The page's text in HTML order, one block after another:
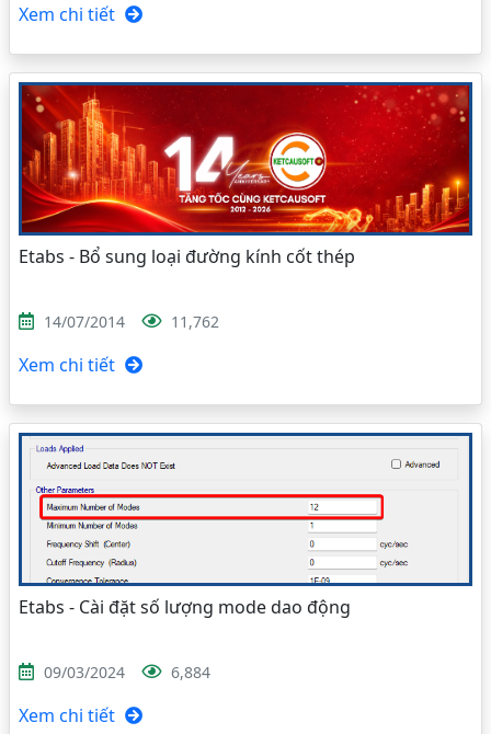
Xem chi tiết
Etabs - Bổ sung loại đường kính cốt thép
14/07/2014 11,762
Xem chi tiết
Etabs - Cài đặt số lượng mode dao động
09/03/2024 6,884
Xem chi tiết